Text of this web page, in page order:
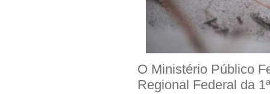
O Ministério Público
Regional Federal da